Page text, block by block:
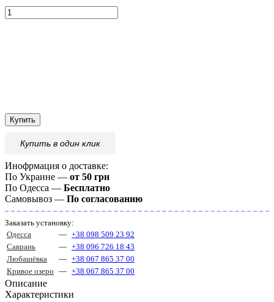
Купить
Купить в один клик
Инофрмация о доставке:
По Украине — от 50 грн
По Одесса — Бесплатно
Самовывоз — По согласованию
Заказать установку:
Одесса
— +38 098 509 23 92
Саврань
— +38 096 726 18 43
Любашёвка
— +38 067 865 37 00
Кривое озеро — +38 067 865 37 00
Описание
Характеристики